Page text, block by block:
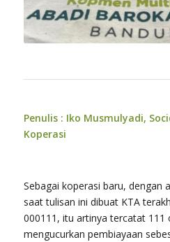
Penulis : Iko Musmulyadi,
Koperasi
Sebagai koperasi baru, dengan
saat tulisan ini dibuat KTA
000111, itu artinya tercatat 111
mengucurkan pembiayaan